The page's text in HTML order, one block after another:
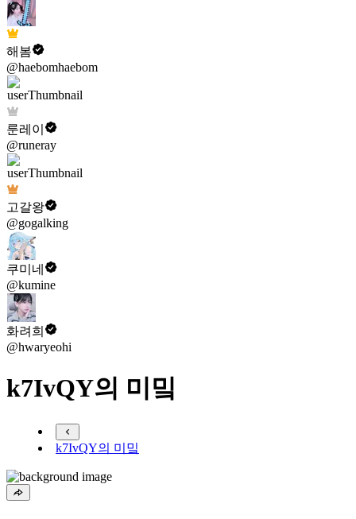
해봄
@haebomhaebom
룬레이
@runeray
고갈왕
@gogalking
쿠미네
@kumine
화려희
@hwaryeohi
k7IvQY의 미밐
k7IvQY의 미밐